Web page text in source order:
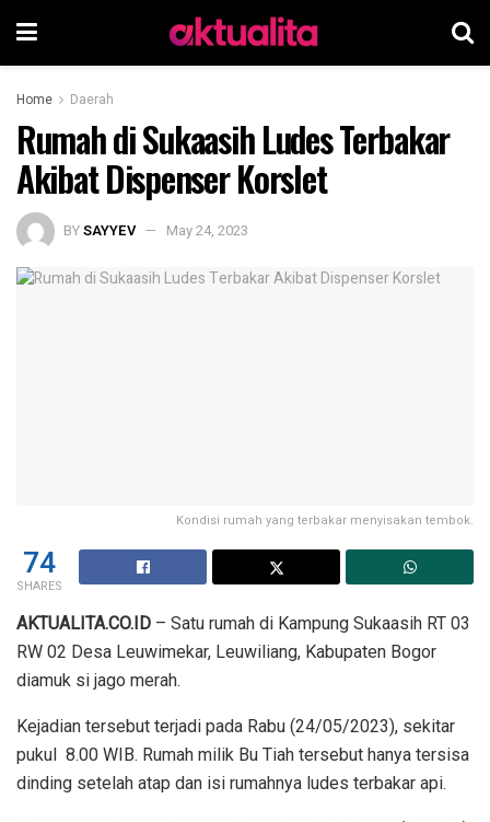
Home Daerah
Rumah di Sukaasih Ludes Terbakar
Akibat Dispenser Korslet
BYSAYYEV May 24, 2023
Kondisi rumah yang terbakar menyisakan tembok.
74
SHARES
AKTUALITA.CO.ID – Satu rumah di Kampung Sukaasih RT 03
RW 02 Desa Leuwimekar, Leuwiliang, Kabupaten Bogor
diamuk si jago merah.
Kejadian tersebut terjadi pada Rabu (24/05/2023), sekitar
pukul 8.00 WIB. Rumah milik Bu Tiah tersebut hanya tersisa
dinding setelah atap dan isi rumahnya ludes terbakar api.